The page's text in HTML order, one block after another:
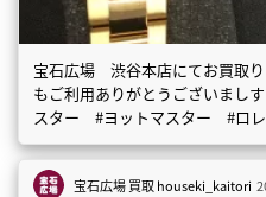
宝石広場 渋谷本店にてお買取
もご利用ありがとうございまし
スター #ヨットマスター #ロレ
宝石広場 買取houseki_kaitori